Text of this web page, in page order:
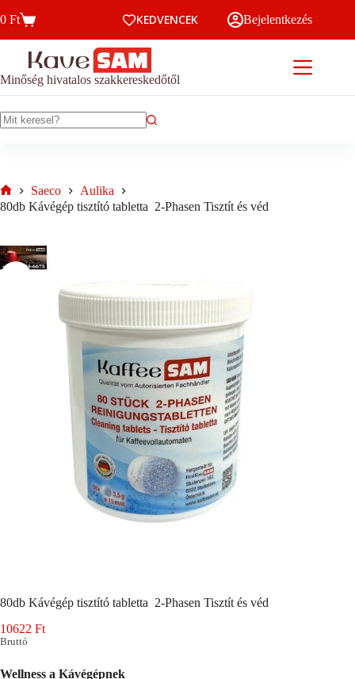
to
Kosár
0 Ft KEDVENCEK Bejelentkezés
Minőség hivatalos szakkereskedőtől
Home
Saeco
Aulika
80db Kávégép tisztító tabletta 2-Phasen Tisztít és véd
80db Kávégép tisztító tabletta 2-Phasen Tisztít és véd
10622 Ft
Bruttó
Wellness a Kávégépnek